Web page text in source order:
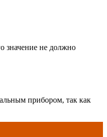
значение не должно
прибором, так как